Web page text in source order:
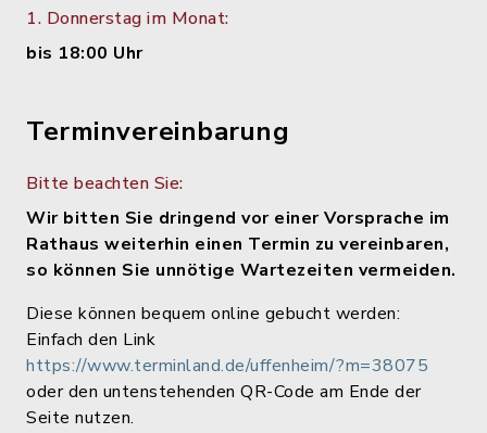
1. Donnerstag im Monat:
bis 18:00 Uhr
Terminvereinbarung
Bitte beachten Sie:
Wir bitten Sie dringend vor einer Vorsprache im
Rathaus weiterhin einen Termin zu vereinbaren,
so können Sie unnötige Wartezeiten vermeiden.
Diese können bequem online gebucht werden:
Einfach den Link
https://www.terminland.de/uffenheim/?m=38075
oder den untenstehenden QR-Code am Ende der
Seite nutzen.